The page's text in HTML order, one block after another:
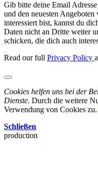
Gib bitte deine Email
und den neuesten
interessiert bist, kannst du
Daten nicht an Dritte weiter
schicken, die dich auch
Read our full Privacy Policy
Cookies helfen uns bei der
Dienste. Durch die weitere
Verwendung von Cookies zu.
Schließen
production